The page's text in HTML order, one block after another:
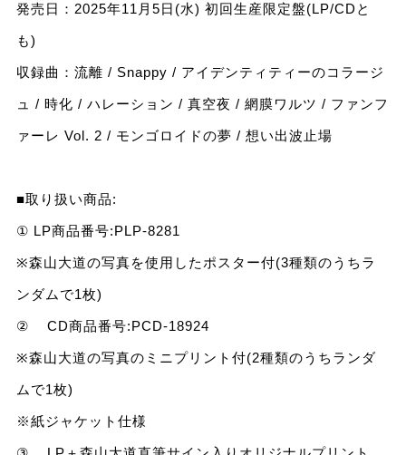
発売日：2025年11月5日(水) 初回生産限定盤(LP/CDと
も)
収録曲：流離 / Snappy / アイデンティティーのコラージ
ュ / 時化 / ハレーション / 真空夜 / 網膜ワルツ / ファンフ
ァーレ Vol. 2 / モンゴロイドの夢 / 想い出波止場
■取り扱い商品:
① LP商品番号:PLP-8281
※森山大道の写真を使用したポスター付(3種類のうちラ
ンダムで1枚)
② CD商品番号:PCD-18924
※森山大道の写真のミニプリント付(2種類のうちランダ
ムで1枚)
※紙ジャケット仕様